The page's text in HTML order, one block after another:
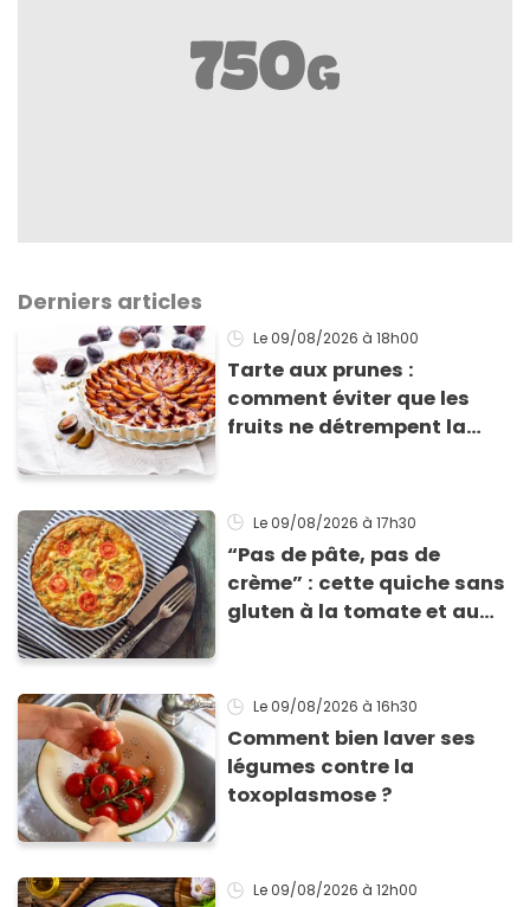
Derniers articles
Le 09/08/2026 à 18h00
Tarte aux prunes :
comment éviter que les
fruits ne détrempent la
Le 09/08/2026 à 17h30
“Pas de pâte, pas de
crème” : cette quiche sans
gluten à la tomate et au
Le 09/08/2026 à 16h30
Comment bien laver ses
légumes contre la
toxoplasmose ?
Le 09/08/2026 à 12h00